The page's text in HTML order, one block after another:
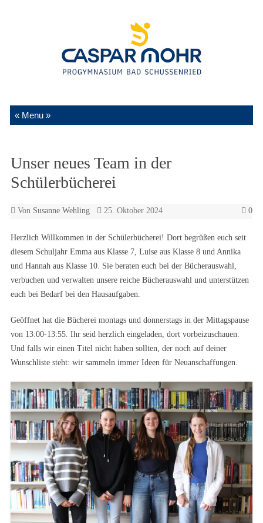
Zum Inhalt springen
Unser neues Team in der
Schülerbücherei
Von Susanne Wehling 25. Oktober 2024 0
Herzlich Willkommen in der Schülerbücherei! Dort begrüßen euch seit
diesem Schuljahr Emma aus Klasse 7, Luise aus Klasse 8 und Annika
und Hannah aus Klasse 10. Sie beraten euch bei der Bücherauswahl,
verbuchen und verwalten unsere reiche Bücherauswahl und unterstützen
euch bei Bedarf bei den Hausaufgaben.
Geöffnet hat die Bücherei montags und donnerstags in der Mittagspause
von 13:00-13:55. Ihr seid herzlich eingeladen, dort vorbeizuschauen.
Und falls wir einen Titel nicht haben sollten, der noch auf deiner
Wunschliste steht: wir sammeln immer Ideen für Neuanschaffungen.